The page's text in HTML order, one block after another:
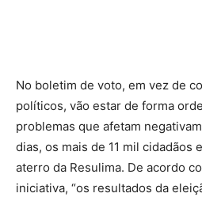
No boletim de voto, em vez de
políticos, vão estar de forma
problemas que afetam
dias, os mais de 11 mil cidadãos
aterro da Resulima. De acordo
iniciativa, “os resultados da